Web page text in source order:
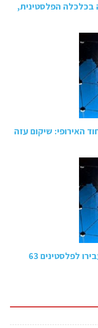
בכלכלה הפלסטינית,
האירופי: שיקום עזה
הבנק העולמי ומדינות תורמות יעבירו לפלסטינים 63